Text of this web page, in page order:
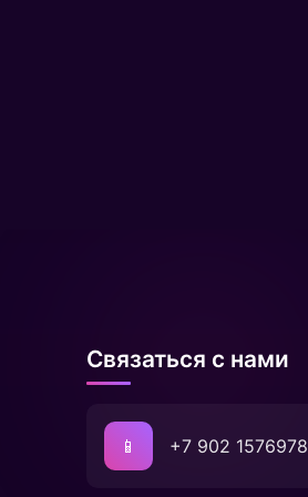
Связаться с нами
📱 +7 902 1576978